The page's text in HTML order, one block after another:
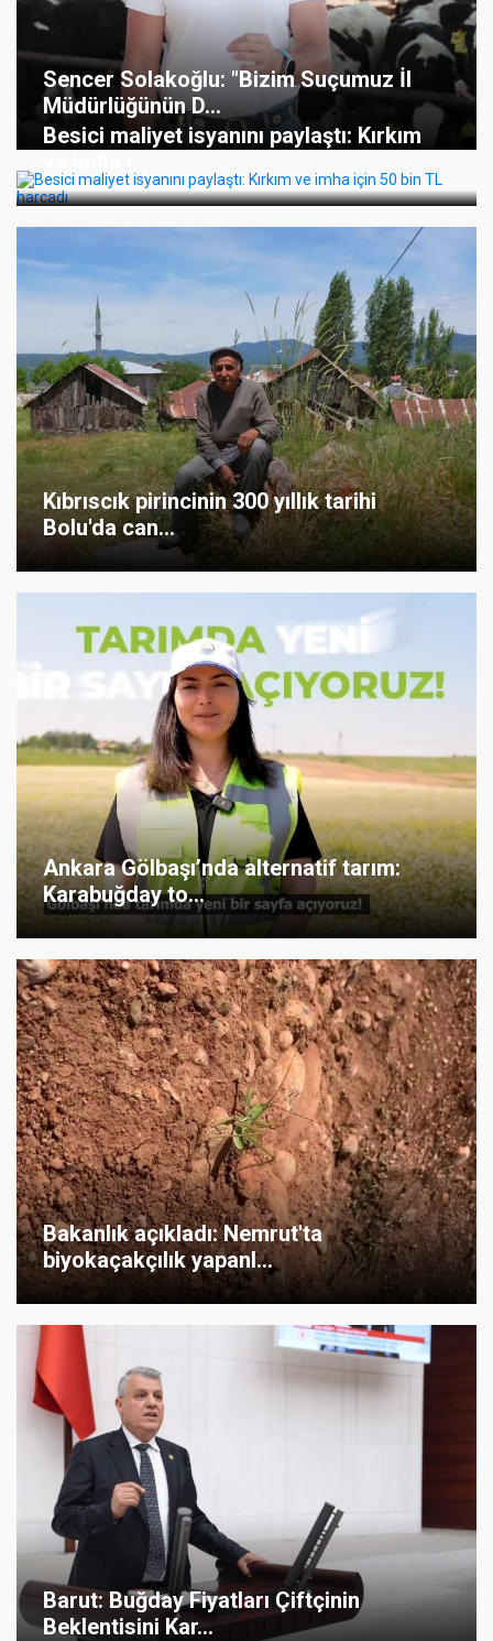
Sencer Solakoğlu: "Bizim Suçumuz İl
Müdürlüğünün D...
Besici maliyet isyanını paylaştı: Kırkım
Kıbrıscık pirincinin 300 yıllık tarihi
Bolu'da can...
Ankara Gölbaşı’nda alternatif tarım:
Karabuğday to...
Bakanlık açıkladı: Nemrut'ta
biyokaçakçılık yapanl...
Barut: Buğday Fiyatları Çiftçinin
Beklentisini Kar...